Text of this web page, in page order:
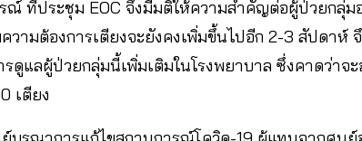
ณ์ ที่ประชุม EOC จึงมีมติให้ความสำคัญต่อผู้ป่วยกลุ่ม
วามต้องการเตียงจะยังคงเพิ่มขึ้นไปอีก 2-3 สัปดาห์
ดูแลผู้ป่วยกลุ่มนี้เพิ่มเติมในโรงพยาบาล ซึ่งคาดว่าจ
เตียง